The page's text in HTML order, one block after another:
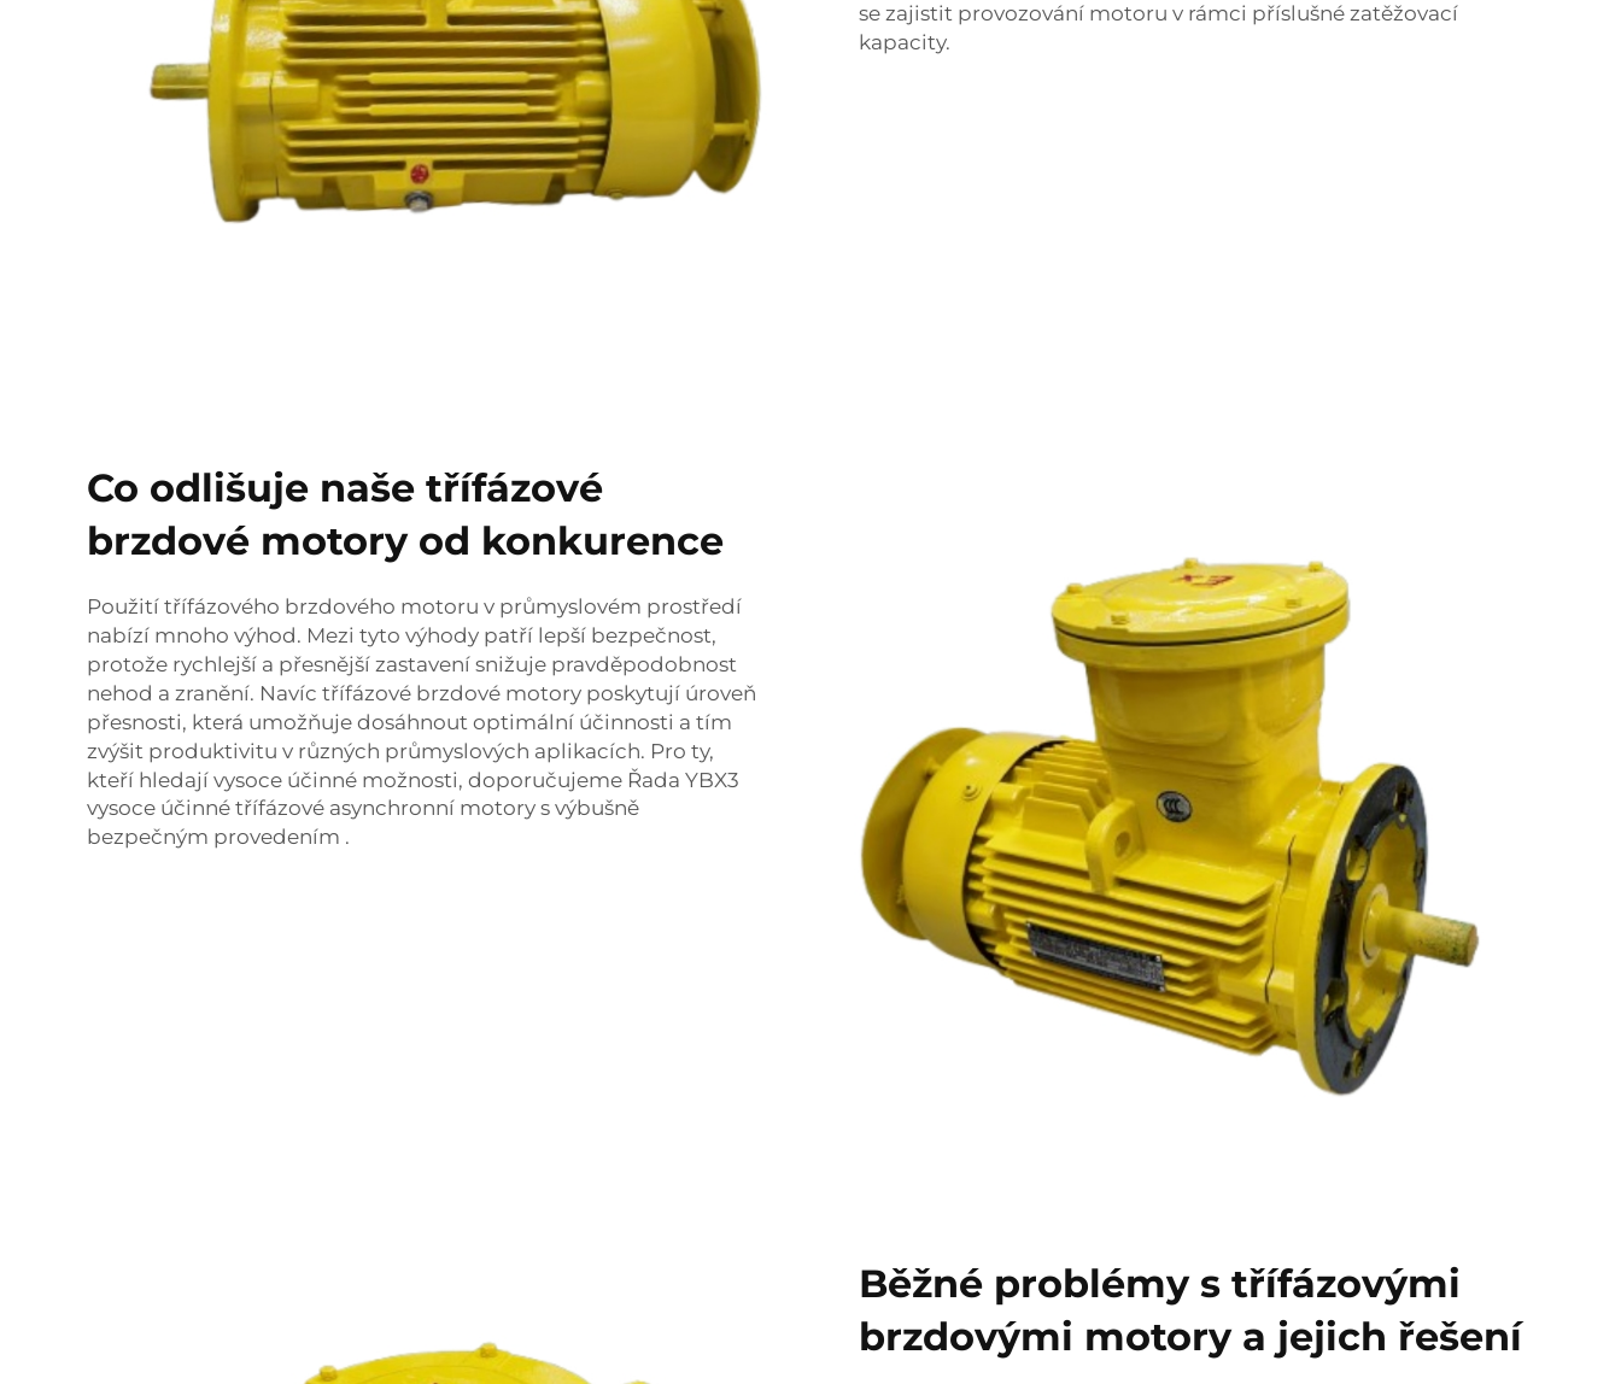
se zajistit provozování motoru v rámci příslušné zatěžovací
kapacity.
Co odlišuje naše třífázové
brzdové motory od konkurence
Použití třífázového brzdového motoru v průmyslovém prostředí
nabízí mnoho výhod. Mezi tyto výhody patří lepší bezpečnost,
protože rychlejší a přesnější zastavení snižuje pravděpodobnost
nehod a zranění. Navíc třífázové brzdové motory poskytují úroveň
přesnosti, která umožňuje dosáhnout optimální účinnosti a tím
zvýšit produktivitu v různých průmyslových aplikacích. Pro ty,
kteří hledají vysoce účinné možnosti, doporučujeme Řada YBX3
vysoce účinné třífázové asynchronní motory s výbušně
bezpečným provedením .
Běžné problémy s třífázovými
brzdovými motory a jejich řešení